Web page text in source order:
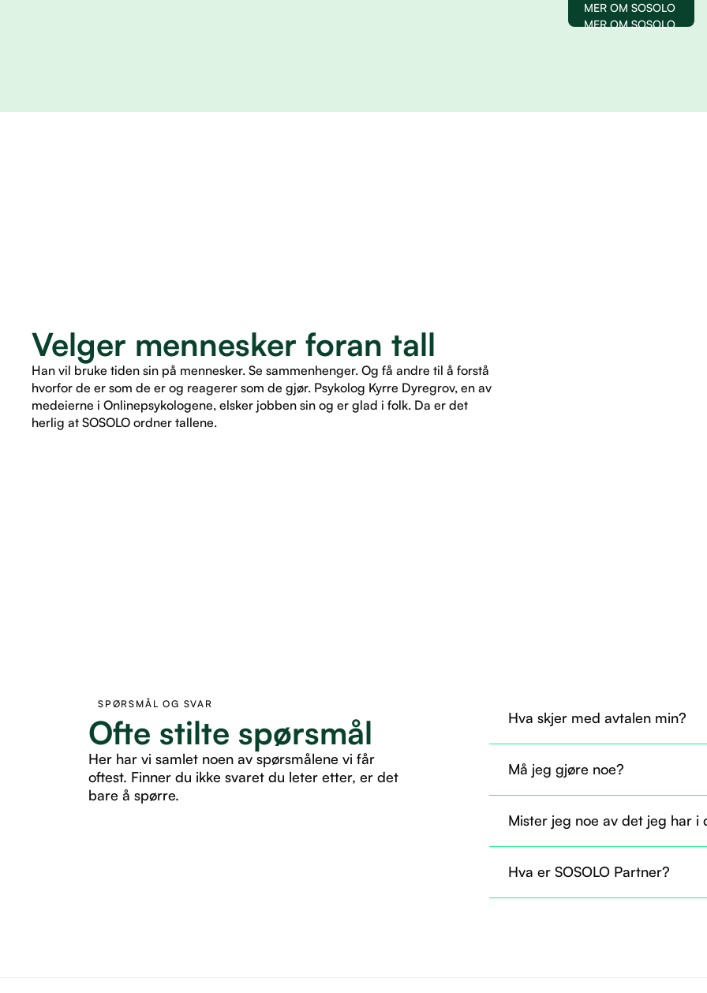
MER OM SOSOLO
MER OM SOSOLO
Velger mennesker foran tall
Han vil bruke tiden sin på mennesker. Se sammenhenger. Og få andre til å forstå
hvorfor de er som de er og reagerer som de gjør. Psykolog Kyrre Dyregrov, en av
medeierne i Onlinepsykologene, elsker jobben sin og er glad i folk. Da er det
herlig at SOSOLO ordner tallene.
SPØRSMÅL OG SVAR
Ofte stilte spørsmål
Her har vi samlet noen av spørsmålene vi får
oftest. Finner du ikke svaret du leter etter, er det
bare å spørre.
Hva skjer med avtalen min?
Må jeg gjøre noe?
som før.
Mister jeg noe av det jeg har i
til å ta i bruk flere tjenester
Hva er SOSOLO Partner?